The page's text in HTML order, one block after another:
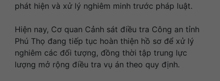
phát hiện và xử lý nghiêm minh trước pháp luật.
Hiện nay, Cơ quan Cảnh sát điều tra Công an tỉnh
Phú Thọ đang tiếp tục hoàn thiện hồ sơ để xử lý
nghiêm các đối tượng, đồng thời tập trung lực
lượng mở rộng điều tra vụ án theo quy định.